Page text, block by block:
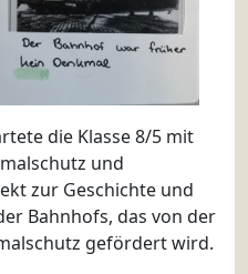
die Klasse 8/5 mit
und
zur Geschichte und
Bahnhofs, das von der
gefördert wird.